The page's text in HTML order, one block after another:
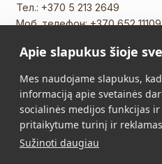
Тел.: +370 5 213 2649
Моб. телефон:+370 652 11109
О нас
Правила Покупки
Apie slapukus šioje
Mes naudojame slapukus,
informaciją apie svetainės
socialinės medijos funkcijas
pritaikytume turinį ir
Sužinoti daugiau